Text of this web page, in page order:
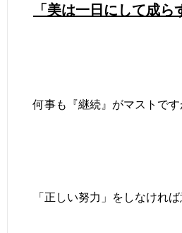
「美は一日にして成ら
何事も『継続』がマストです
「正しい努力」をしなけれ